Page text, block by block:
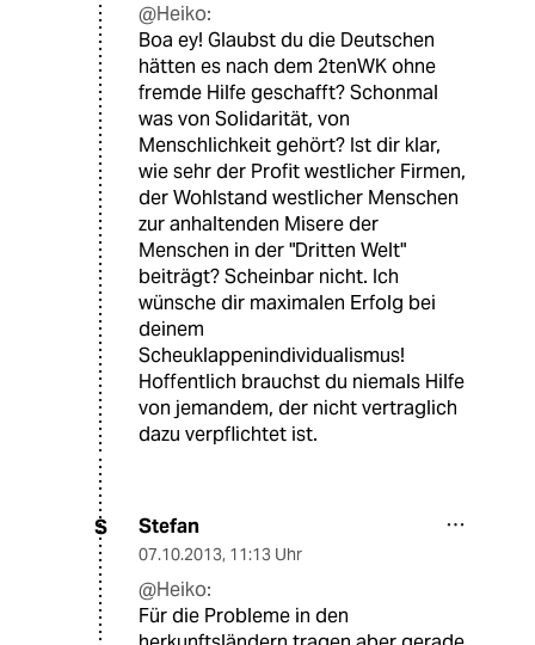
@Heiko:
Boa ey! Glaubst du die Deutschen
hätten es nach dem 2tenWK ohne
fremde Hilfe geschafft? Schonmal
was von Solidarität, von
Menschlichkeit gehört? Ist dir klar,
wie sehr der Profit westlicher Firmen,
der Wohlstand westlicher Menschen
zur anhaltenden Misere der
Menschen in der "Dritten Welt"
beiträgt? Scheinbar nicht. Ich
wünsche dir maximalen Erfolg bei
deinem
Scheuklappenindividualismus!
Hoffentlich brauchst du niemals Hilfe
von jemandem, der nicht vertraglich
dazu verpflichtet ist.
S Stefan
07.10.2013, 11:13 Uhr
@Heiko:
Für die Probleme in den